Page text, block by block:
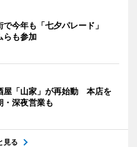
で今年も「七夕パレード」
らも参加
屋「山家」が再始動 本店を
・深夜営業も
見る